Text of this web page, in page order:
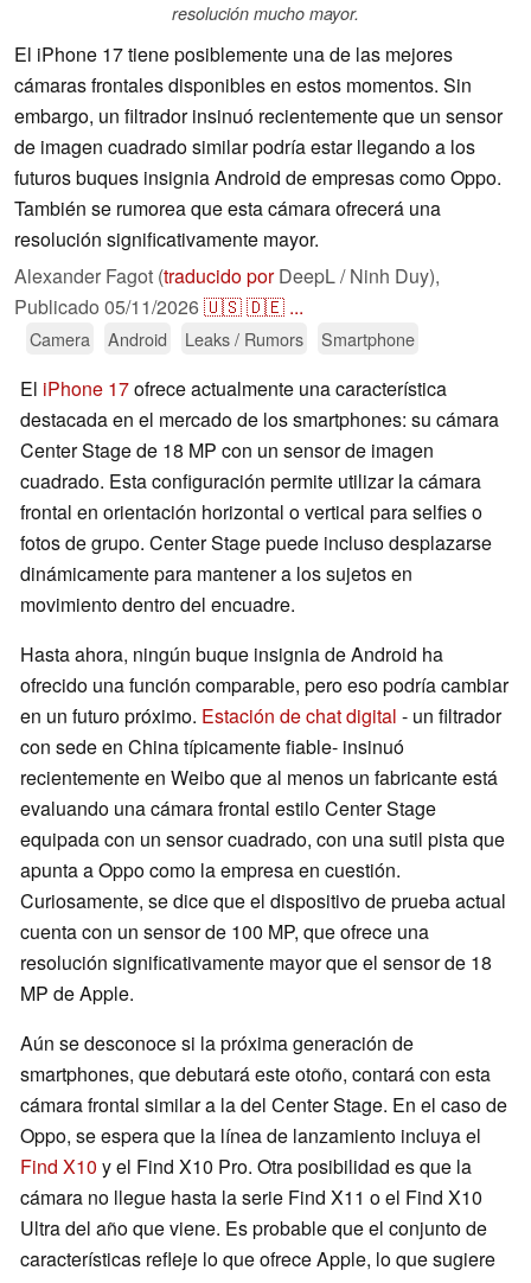
resolución mucho mayor.
El iPhone 17 tiene posiblemente una de las mejores
cámaras frontales disponibles en estos momentos. Sin
embargo, un filtrador insinuó recientemente que un sensor
de imagen cuadrado similar podría estar llegando a los
futuros buques insignia Android de empresas como Oppo.
También se rumorea que esta cámara ofrecerá una
resolución significativamente mayor.
Alexander Fagot (traducido porDeepL / Ninh Duy),
Publicado 05/11/2026🇺🇸🇩🇪 ...
Camera Android Leaks / Rumors Smartphone
El iPhone 17ofrece actualmente una característica
destacada en el mercado de los smartphones: su cámara
Center Stage de 18 MP con un sensor de imagen
cuadrado. Esta configuración permite utilizar la cámara
frontal en orientación horizontal o vertical para selfies o
fotos de grupo. Center Stage puede incluso desplazarse
dinámicamente para mantener a los sujetos en
movimiento dentro del encuadre.
Hasta ahora, ningún buque insignia de Android ha
ofrecido una función comparable, pero eso podría cambiar
en un futuro próximo. Estación de chat digital - un filtrador
con sede en China típicamente fiable- insinuó
recientemente en Weibo que al menos un fabricante está
evaluando una cámara frontal estilo Center Stage
equipada con un sensor cuadrado, con una sutil pista que
apunta a Oppo como la empresa en cuestión.
Curiosamente, se dice que el dispositivo de prueba actual
cuenta con un sensor de 100 MP, que ofrece una
resolución significativamente mayor que el sensor de 18
MP de Apple.
Aún se desconoce si la próxima generación de
smartphones, que debutará este otoño, contará con esta
cámara frontal similar a la del Center Stage. En el caso de
Oppo, se espera que la línea de lanzamiento incluya el
Find X10 y el Find X10 Pro. Otra posibilidad es que la
cámara no llegue hasta la serie Find X11 o el Find X10
Ultra del año que viene. Es probable que el conjunto de
características refleje lo que ofrece Apple, lo que sugiere